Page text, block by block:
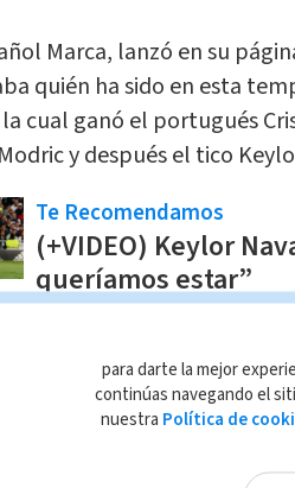
Marca, lanzó en su
quién ha sido en esta
cual ganó el portugués
y después el tico
Te Recomendamos
(+VIDEO) Keylor
queríamos estar”
para darte la mejor
continúas navegando el
nuestra Política de